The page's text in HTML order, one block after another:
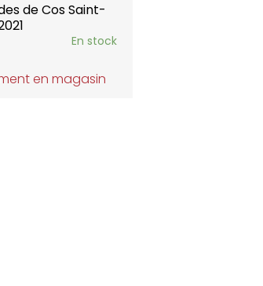
de Cos Saint-
En stock
en magasin